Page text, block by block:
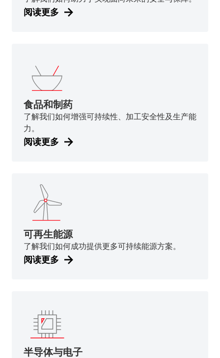
阅读更多
食品和制药
了解我们如何增强可持续性、加工安全性及生产能
力。
阅读更多
可再生能源
了解我们如何成功提供更多可持续能源方案。
阅读更多
半导体与电子